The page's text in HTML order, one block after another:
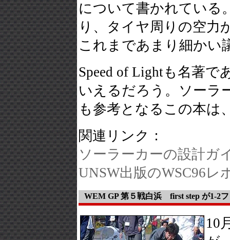
について書かれている
り、タイヤ周りの空力
これまであまり細かい
Speed of Lightも名著
いえるだろう。ソーラ
も参考となるこの本は
関連リンク：
ソーラーカーの設計ガ
UNSW出版のWSC96レ
WEM GP 第５戦白浜 first step が1-2
10